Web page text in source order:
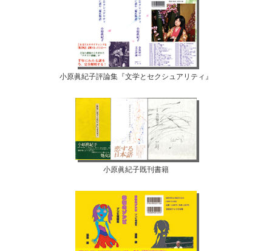
小原眞紀子評論集『文学とセクシュアリティ』
小原眞紀子既刊書籍